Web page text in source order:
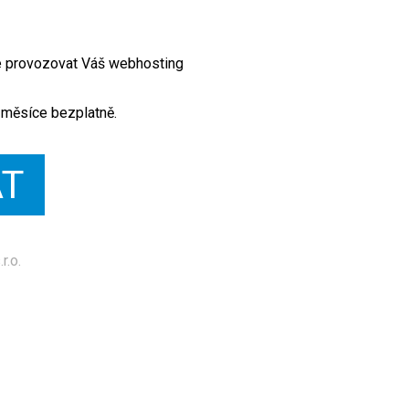
provozovat Váš webhosting
bezplatně.